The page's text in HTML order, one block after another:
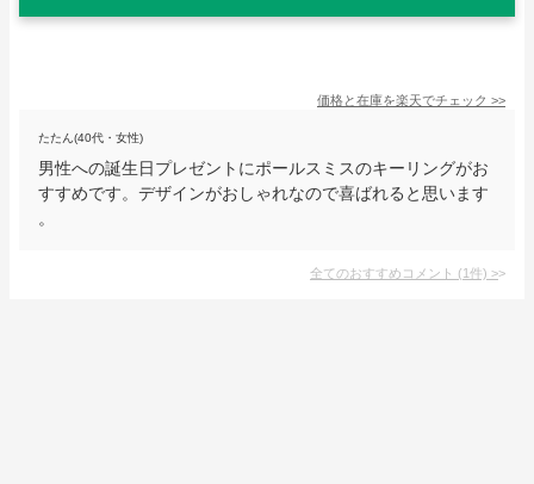
価格と在庫を楽天でチェック >>
たたん(40代・女性)
男性への誕生日プレゼントにポールスミスのキーリングがお
すすめです。デザインがおしゃれなので喜ばれると思います
。
全てのおすすめコメント (1件) >